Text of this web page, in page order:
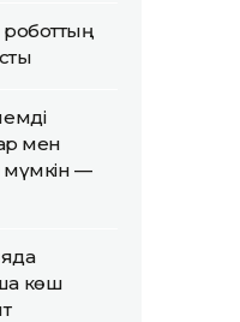
мен
мүмкін —
көш